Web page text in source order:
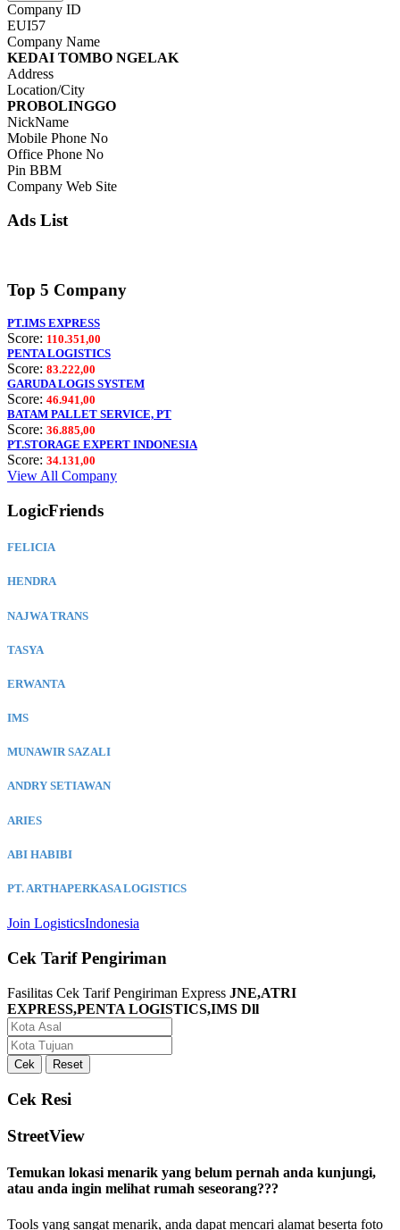
Company ID
EUI57
Company Name
KEDAI TOMBO NGELAK
Address
Location/City
PROBOLINGGO
NickName
Mobile Phone No
Office Phone No
Pin BBM
Company Web Site
Ads List
Top 5 Company
PT.IMS EXPRESS
Score: 110.351,00
PENTA LOGISTICS
Score: 83.222,00
GARUDA LOGIS SYSTEM
Score: 46.941,00
BATAM PALLET SERVICE, PT
Score: 36.885,00
PT.STORAGE EXPERT INDONESIA
Score: 34.131,00
View All Company
LogicFriends
FELICIA
HENDRA
NAJWA TRANS
TASYA
ERWANTA
IMS
MUNAWIR SAZALI
ANDRY SETIAWAN
ARIES
ABI HABIBI
PT. ARTHAPERKASA LOGISTICS
Join LogisticsIndonesia
Cek Tarif Pengiriman
Fasilitas Cek Tarif Pengiriman Express JNE,ATRI
EXPRESS,PENTA LOGISTICS,IMS Dll
Cek Resi
StreetView
Temukan lokasi menarik yang belum pernah anda kunjungi,
atau anda ingin melihat rumah seseorang???
Tools yang sangat menarik, anda dapat mencari alamat beserta foto